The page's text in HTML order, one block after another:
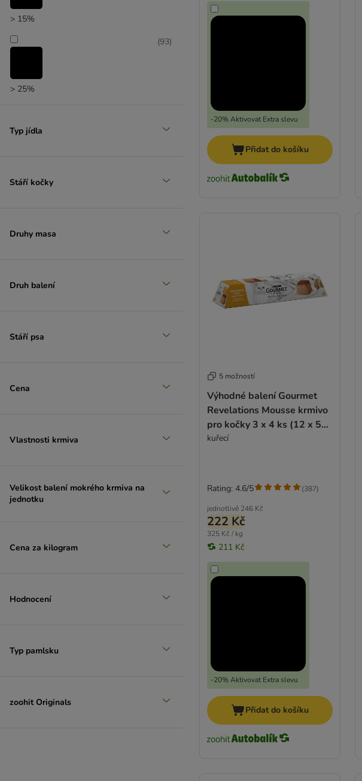
> 15%
> 25%
(93)
Typ jídla
Stáří kočky
Druhy masa
Druh balení
Stáří psa
Cena
Vlastnosti krmiva
Velikost balení mokrého krmiva na
jednotku
Cena za kilogram
Hodnocení
Typ pamlsku
zoohit Originals
-20% Aktivovat Extra slevu
Přidat do košíku
5 možností
Výhodné balení Gourmet
Revelations Mousse krmivo
pro kočky 3 x 4 ks (12 x 57
g)
kuřecí
jednotlivě 246 Kč
222 Kč
325 Kč / kg
211 Kč
-20% Aktivovat Extra slevu
Rating: 4.6/5 (387)
Přidat do košíku